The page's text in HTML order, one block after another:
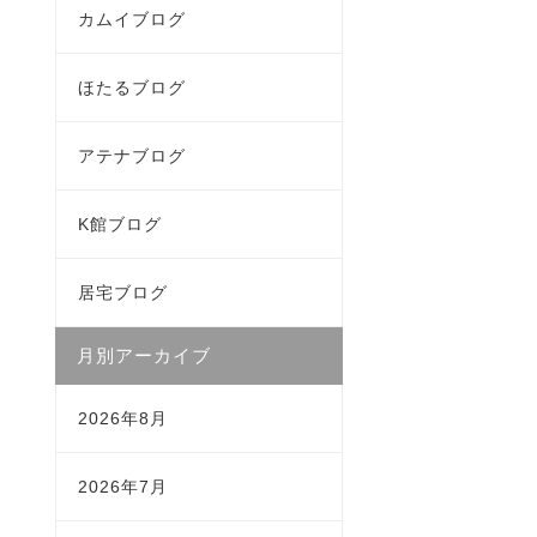
カムイブログ
ほたるブログ
アテナブログ
K館ブログ
居宅ブログ
月別アーカイブ
2026年8月
2026年7月